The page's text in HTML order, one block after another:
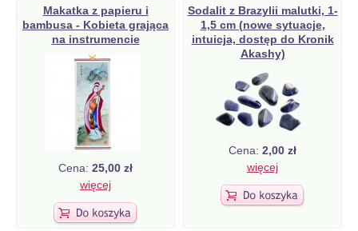
Makatka z papieru i
bambusa - Kobieta grająca
na instrumencie
Cena: 25,00 zł
więcej
Sodalit z Brazylii malutki, 1-
1,5 cm (nowe sytuacje,
intuicja, dostęp do Kronik
Akashy)
Cena: 2,00 zł
więcej